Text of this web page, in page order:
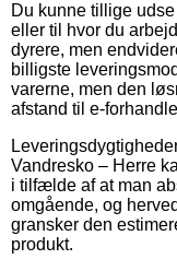
Du kunne tillige
eller til hvor du
dyrere, men
billigste
varerne, men den
afstand til e-
Vandresko – Herre
i tilfælde af at man
omgående, og
gransker den
produkt.